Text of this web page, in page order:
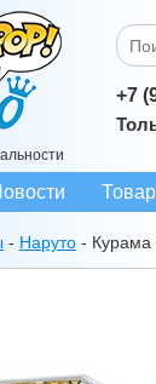
+7
- Наруто - Курама